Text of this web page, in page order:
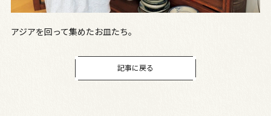
アジアを回って集めたお皿たち。
記事に戻る